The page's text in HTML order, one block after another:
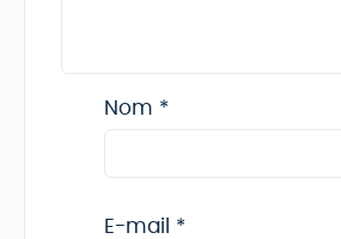
Nom *
E-mail *